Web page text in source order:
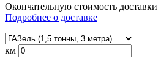
Окончательную стоимость
Подробнее о доставке
км